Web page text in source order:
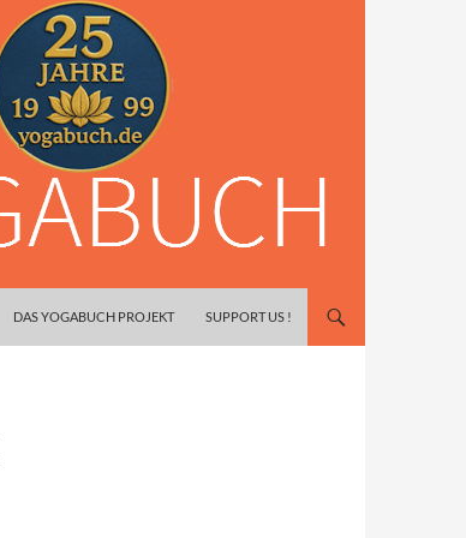
DAS YOGABUCH PROJEKT SUPPORT US !